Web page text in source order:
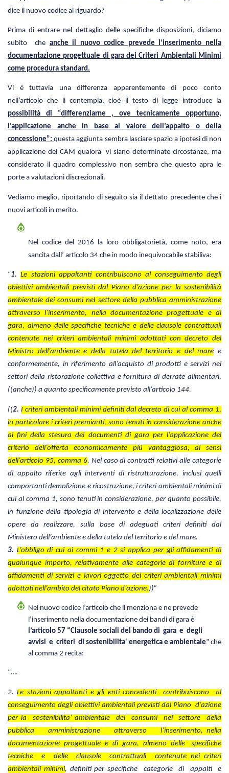
dice il nuovo codice al riguardo?
Prima di entrare nel dettaglio delle specifiche disposizioni, diciamo
subito che anche il nuovo codice
prevede l’inserimento nella
documentazione progettuale di gara dei Criteri Ambientali Minimi
come procedura standard.
Vi è tuttavia una differenza apparentemente di poco conto
nell’articolo che li contempla, cioè il testo di legge introduce la
possibilità di “differenziarne , ove tecnicamente opportuno,
l’applicazione anche in base al valore dell’appalto o della
concessione”:questa aggiunta sembra lasciare spazio a ipotesi di non
applicazione dei CAM qualora vi siano determinate circostanze, ma
considerato il quadro complessivo non sembra che questo apra le
porte a valutazioni discrezionali.
Vediamo meglio, riportando di seguito sia il dettato precedente che i
nuovi articoli in merito.
Nel codice del 2016 la loro obbligatorietà, come noto, era
sancita dall’ articolo 34 che in modo inequivocabile stabiliva:
“1. Le stazioni appaltanti contribuiscono al conseguimento degli
obiettivi ambientali previsti dal Piano d’azione per la sostenibilità
ambientale dei consumi nel settore della pubblica amministrazione
attraverso l’inserimento, nella documentazione progettuale e di
gara, almeno delle specifiche tecniche e delle clausole contrattuali
contenute nei criteri ambientali minimi adottati con decreto del
Ministro dell’ambiente e della tutela del territorio e del mare e
conformemente, in riferimento all’acquisto di prodotti e servizi nei
settori della ristorazione collettiva e fornitura di derrate alimentari,
((anche)) a quanto specificamente previsto all’articolo 144.
((2. I criteri ambientali minimi definiti dal decreto di cui al comma 1,
in particolare i criteri premianti, sono tenuti in considerazione anche
ai fini della stesura dei documenti di gara per l’applicazione del
criterio dell’offerta economicamente più vantaggiosa, ai sensi
dell’articolo 95, comma 6. Nel caso di contratti relativi alle categorie
di appalto riferite agli interventi di ristrutturazione, inclusi quelli
comportanti demolizione e ricostruzione, i criteri ambientali minimi di
cui al comma 1, sono tenuti in considerazione, per quanto possibile,
in funzione della tipologia di intervento e della localizzazione delle
opere da realizzare, sulla base di adeguati criteri definiti dal
Ministero dell’ambiente e della tutela del territorio e del mare.
3. L’obbligo di cui ai commi 1 e 2 si applica per gli affidamenti di
qualunque importo, relativamente alle categorie di forniture e di
affidamenti di servizi e lavori oggetto dei criteri ambientali minimi
adottati nell’ambito del citato Piano d’azione.))”
Nel nuovo codice l’articolo che li menziona e ne prevede
l’inserimento nella documentazione dei bandi di gara è
l’articolo 57 “Clausole sociali del bando di gara e degli
avvisi e criteri di sostenibilita' energetica e ambientale” che
al comma 2 recita:
“….
2.Le stazioni appaltanti e gli enti concedenti contribuiscono al
conseguimento degli obiettivi ambientali previsti dal Piano d’azione
per la sostenibilita’ ambientale dei consumi nel settore della
pubblica amministrazione attraverso l’inserimento, nella
documentazione progettuale e di gara, almeno delle specifiche
tecniche e delle clausole contrattuali contenute nei criteri
ambientali minimi, definiti per specifiche categorie di appalti e